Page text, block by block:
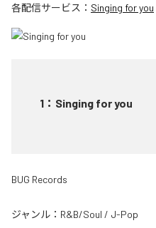
各配信サービス： Singing for you
1 ： Singing for you
BUG Records
ジャンル： R&B/Soul / J-Pop